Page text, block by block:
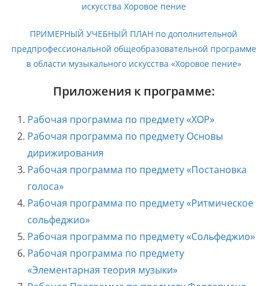
искусства Хоровое пение
ПРИМЕРНЫЙ УЧЕБНЫЙ ПЛАН по дополнительной
предпрофессиональной общеобразовательной программе
в области музыкального искусства «Хоровое пение»
Приложения к программе:
Рабочая программа по предмету «ХОР»
Рабочая программа по предмету Основы
дирижирования
Рабочая программа по предмету «Постановка
голоса»
Рабочая программа по предмету «Ритмическое
сольфеджио»
Рабочая программа по предмету «Сольфеджио»
Рабочая программа по предмету
«Элементарная теория музыки»